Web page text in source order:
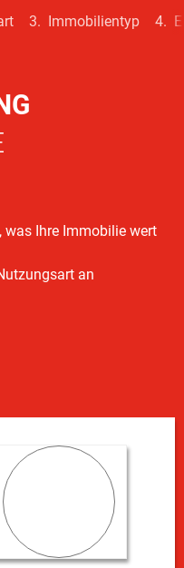
Immobilientyp
was Ihre Immobilie wert
an